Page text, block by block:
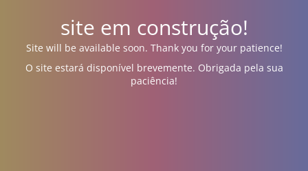
site em construção!
Site will be available soon. Thank you for your patience!
O site estará disponível brevemente. Obrigada pela sua
paciência!